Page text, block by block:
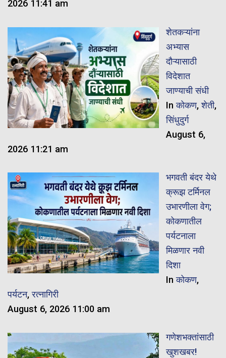
2026 11:41 am
शेतकऱ्यांना
अभ्यास
दौऱ्यासाठी
विदेशात
जाण्याची संधी
Inकोकण,शेती,
सिंधुदुर्ग
August 6,
2026 11:21 am
भगवती बंदर येथे
क्रूझ टर्मिनल
उभारणीला वेग;
कोकणातील
पर्यटनाला
मिळणार नवी
दिशा
Inकोकण,
पर्यटन,रत्नागिरी
August 6, 2026 11:00 am
गणेशभक्तांसाठी
खुशखबर!